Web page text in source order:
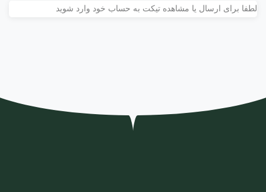
لطفا برای ارسال یا مشاهده تیکت به حساب خود وارد شوید